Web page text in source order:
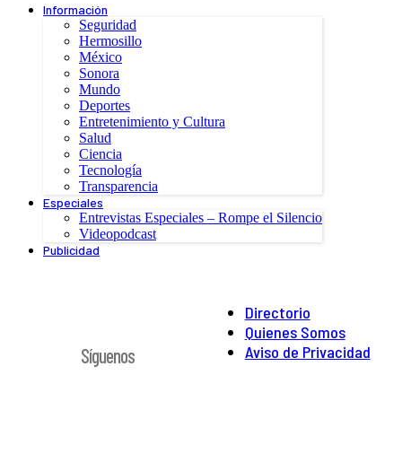
Información
Seguridad
Hermosillo
México
Sonora
Mundo
Deportes
Entretenimiento y Cultura
Salud
Ciencia
Tecnología
Transparencia
Especiales
Entrevistas Especiales – Rompe el Silencio
Videopodcast
Publicidad
Directorio
Quienes Somos
Aviso de Privacidad
Síguenos